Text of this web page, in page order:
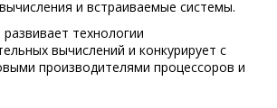
и встраиваемые системы.
технологии
вычислений и конкурирует с
производителями процессоров и